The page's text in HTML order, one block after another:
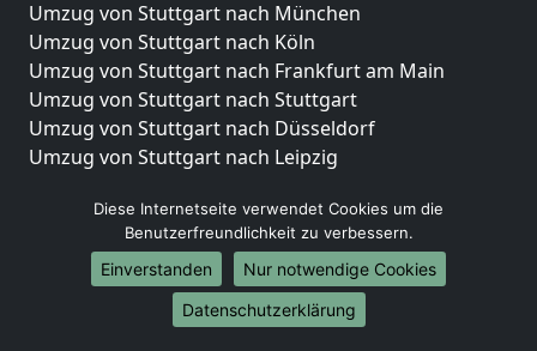
Umzug von Stuttgart nach München
Umzug von Stuttgart nach Köln
Umzug von Stuttgart nach Frankfurt am Main
Umzug von Stuttgart nach Stuttgart
Umzug von Stuttgart nach Düsseldorf
Umzug von Stuttgart nach Leipzig
Umzug von Stuttgart nach Essen
Umzug von Stuttgart nach Bremen
Umzug von Stuttgart nach Dresden
Umzug von Stuttgart nach Hannover
Umzug von Stuttgart nach Nürnberg
Diese Internetseite verwendet Cookies um die
Benutzerfreundlichkeit zu verbessern.
Einverstanden
Nur notwendige Cookies
Datenschutzerklärung